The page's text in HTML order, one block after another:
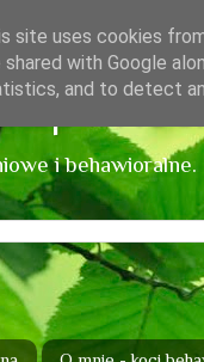
i behawioralne.
site uses cookies
shared with Google
and to detect